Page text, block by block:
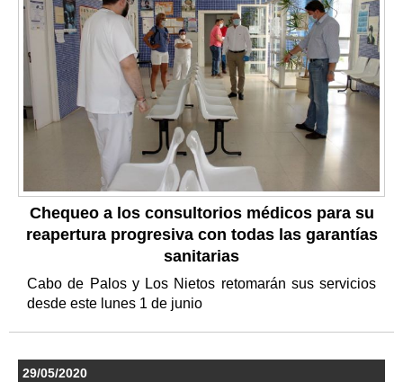
Chequeo a los consultorios médicos para su
reapertura progresiva con todas las garantías
sanitarias
Cabo de Palos y Los Nietos retomarán sus servicios
desde este lunes 1 de junio
29/05/2020